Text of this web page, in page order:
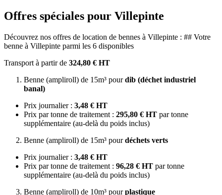
Offres spéciales pour Villepinte
Découvrez nos offres de location de bennes à Villepinte : ## Votre
benne à Villepinte parmi les 6 disponibles
Transport à partir de 324,80 € HT
Benne (ampliroll) de 15m³ pourdib (déchet industriel
banal)
Prix journalier : 3,48 € HT
Prix par tonne de traitement : 295,80 € HT par tonne
supplémentaire (au-delà du poids inclus)
Benne (ampliroll) de 15m³ pourdéchets verts
Prix journalier : 3,48 € HT
Prix par tonne de traitement : 96,28 € HT par tonne
supplémentaire (au-delà du poids inclus)
Benne (ampliroll) de 10m³ pourplastique